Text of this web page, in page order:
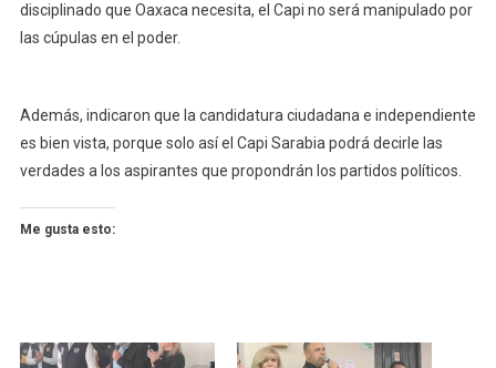
disciplinado que Oaxaca necesita, el Capi no será manipulado por
las cúpulas en el poder.
Además, indicaron que la candidatura ciudadana e independiente
es bien vista, porque solo así el Capi Sarabia podrá decirle las
verdades a los aspirantes que propondrán los partidos políticos.
Me gusta esto: